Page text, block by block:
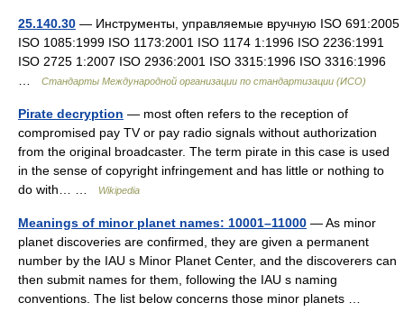
25.140.30 — Инструменты, управляемые вручную ISO 691:2005
ISO 1085:1999 ISO 1173:2001 ISO 1174 1:1996 ISO 2236:1991
ISO 2725 1:2007 ISO 2936:2001 ISO 3315:1996 ISO 3316:1996
Стандарты Международной организации по стандартизации (ИСО)
Pirate decryption — most often refers to the reception of
compromised pay TV or pay radio signals without authorization
from the original broadcaster. The term pirate in this case is used
in the sense of copyright infringement and has little or nothing to
do with… …
Wikipedia
Meanings of minor planet names: 10001–11000 — As minor
planet discoveries are confirmed, they are given a permanent
number by the IAU s Minor Planet Center, and the discoverers can
then submit names for them, following the IAU s naming
conventions. The list below concerns those minor planets …